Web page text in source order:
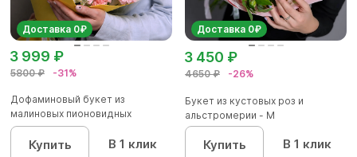
Доставка 0₽
5800 ₽ -31%
3 999 ₽
Дофаминовый букет из
малиновых пионовидных
кустовых роз...
Купить В 1 клик
Доставка 0₽
4650 ₽ -26%
3 450 ₽
Букет из кустовых роз и
альстромерии - М
Купить В 1 клик